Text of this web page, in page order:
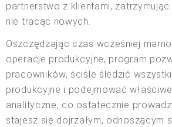
partnerstwo z klientami,
nie tracąc nowych.
Oszczędzając czas wcześniej
operacje produkcyjne, program
pracowników, ściśle śledzić
produkcyjne i podejmować
analityczne, co ostatecznie
stajesz się dojrzałym, odnoszącym